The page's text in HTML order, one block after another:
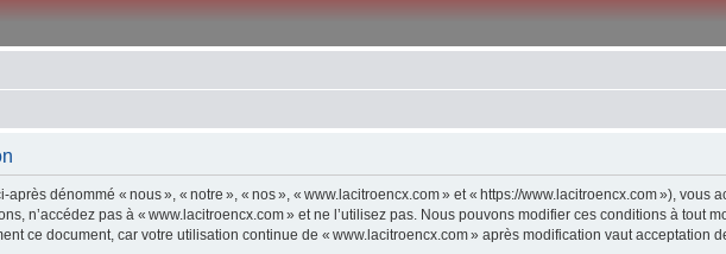
après dénommé « nous », « notre », « nos », « www.lacitroencx.com » et « https://www.lacitroencx.com »),
n’accédez pas à « www.lacitroencx.com » et ne l’utilisez pas. Nous pouvons modifier ces conditions à tout
ce document, car votre utilisation continue de « www.lacitroencx.com » après modification vaut acceptation